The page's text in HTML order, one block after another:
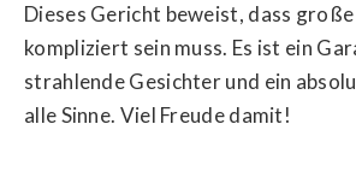
Dieses Gericht beweist, dass
kompliziert sein muss. Es ist ein
strahlende Gesichter und ein
alle Sinne. Viel Freude damit!